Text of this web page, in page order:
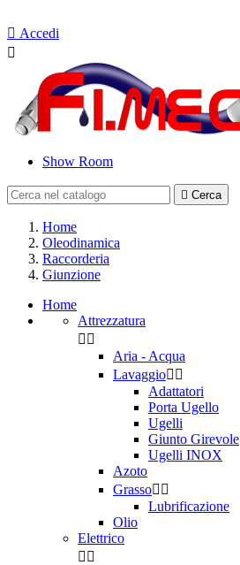
 Accedi

Show Room
 Cerca
Home
Oleodinamica
Raccorderia
Giunzione
Home
Attrezzatura
 
Aria - Acqua
Lavaggio 
Adattatori
Porta Ugello
Ugelli
Giunto Girevole
Ugelli INOX
Azoto
Grasso 
Lubrificazione
Olio
Elettrico
 